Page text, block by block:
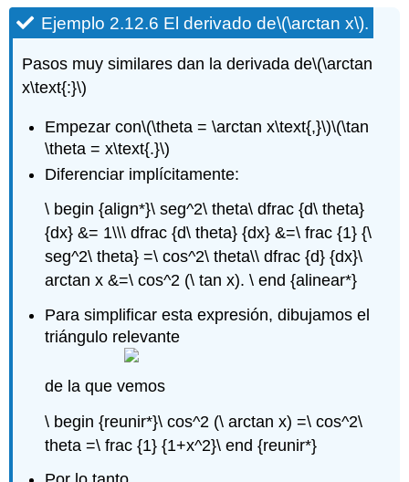
Ejemplo 2.12.6 El derivado de\(\arctan x\).
Pasos muy similares dan la derivada de\(\arctan
x\text{:}\)
Empezar con\(\theta = \arctan x\text{,}\)\(\tan
\theta = x\text{.}\)
Diferenciar implícitamente:
\ begin {align*}\ seg^2\ theta\ dfrac {d\ theta}
{dx} &= 1\\\ dfrac {d\ theta} {dx} &=\ frac {1} {\
seg^2\ theta} =\ cos^2\ theta\\ dfrac {d} {dx}\
arctan x &=\ cos^2 (\ tan x). \ end {alinear*}
Para simplificar esta expresión, dibujamos el
triángulo relevante
de la que vemos
\ begin {reunir*}\ cos^2 (\ arctan x) =\ cos^2\
theta =\ frac {1} {1+x^2}\ end {reunir*}